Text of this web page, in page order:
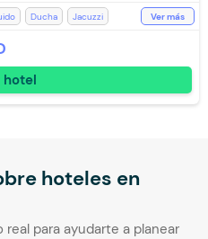
Ducha
Jacuzzi
Ver más
hotel
hoteles en
para ayudarte a planear